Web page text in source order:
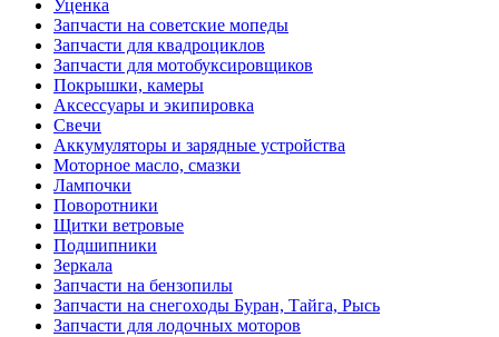
Уценка
Запчасти на советские мопеды
Запчасти для квадроциклов
Запчасти для мотобуксировщиков
Покрышки, камеры
Аксессуары и экипировка
Свечи
Аккумуляторы и зарядные устройства
Моторное масло, смазки
Лампочки
Поворотники
Щитки ветровые
Подшипники
Зеркала
Запчасти на бензопилы
Запчасти на снегоходы Буран, Тайга, Рысь
Запчасти для лодочных моторов